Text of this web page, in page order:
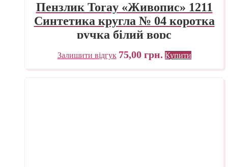
Пензлик Toray «Живопис» 1211
Синтетика кругла № 04 коротка
ручка білий ворс
Залишити відгук 75,00 грн. Купити